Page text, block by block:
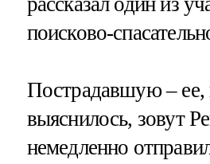
поисково-
Пострадавшую – ее,
выяснилось, зовут
немедленно